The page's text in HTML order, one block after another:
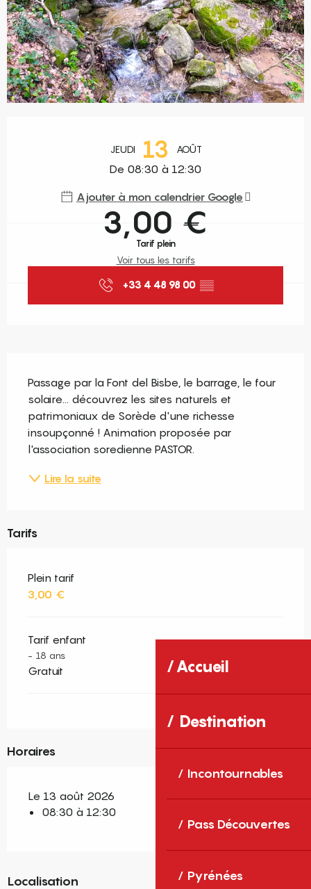
Accueil
Destination
Incontournables
Pass Découvertes
Pyrénées
JEUDI 13 AOÛT
De 08:30 à 12:30
Ajouter à mon calendrier Google
3,00 €
Tarif plein
Voir tous les tarifs
+33 4 48 98 00 ▒▒
Passage par la Font del Bisbe, le barrage, le four
solaire... découvrez les sites naturels et
patrimoniaux de Sorède d'une richesse
insoupçonné ! Animation proposée par
l'association soredienne PASTOR.
Lire la suite
Tarifs
Plein tarif
3,00 €
Tarif enfant
- 18 ans
Gratuit
Horaires
Le 13 août 2026
08:30 à 12:30
Localisation